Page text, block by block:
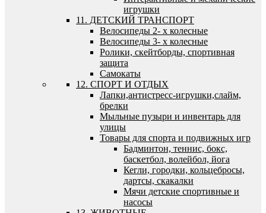
игрушки
11. ДЕТСКИЙ ТРАНСПОРТ
Велосипеды 2- х колесные
Велосипеды 3- х колесные
Ролики, скейтборды, спортивная
защита
Самокаты
12. СПОРТ И ОТДЫХ
Лапки,антистресс-игрушки,слайм,
брелки
Мыльные пузыри и инвентарь для
улицы
Товары для спорта и подвижных игр
Бадминтон, теннис, бокс,
баскетбол, волейбол, йога
Кегли, городки, кольцебросы,
дартсы, скакалки
Мячи детские спортивные и
насосы